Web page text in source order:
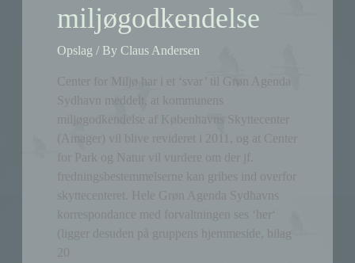
miljøgodkendelse
Opslag / ByClaus Andersen
Center for Miljø har i et ‘svar’ til Grøn Agenda
Sydhavn meddelt, at kommunens
miljøgodkendelse af Københavns Skyttecenter
for Park og Natur vil vurdere om der jf.
fredningsbestemmelserne kan gribes ind overfor
skyttecenteret. Hele Grøn Agenda Sydhavns
korrespondance med forvaltningen ses ‘her‘
(ligger desuden på gruppens hjemmeside, bilag